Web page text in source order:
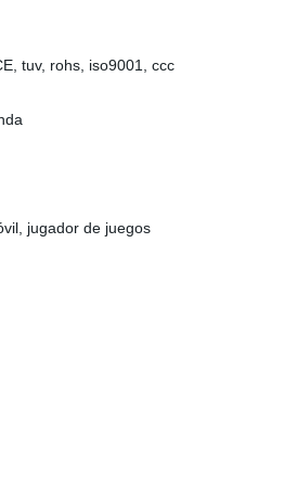
tuv, rohs, iso9001, ccc
jugador de juegos